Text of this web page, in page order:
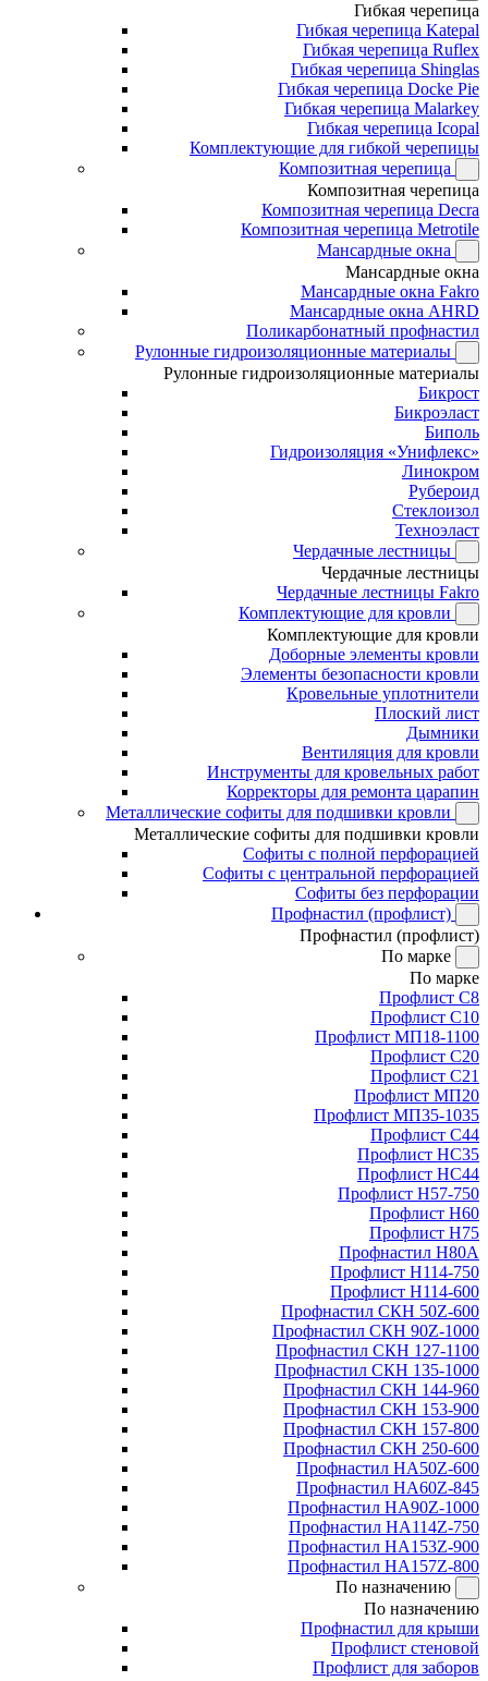
Гибкая черепица
Гибкая черепица Katepal
Гибкая черепица Ruflex
Гибкая черепица Shinglas
Гибкая черепица Docke Pie
Гибкая черепица Malarkey
Гибкая черепица Icopal
Комплектующие для гибкой черепицы
Композитная черепица
Композитная черепица
Композитная черепица Decra
Композитная черепица Metrotile
Мансардные окна
Мансардные окна
Мансардные окна Fakro
Мансардные окна AHRD
Поликарбонатный профнастил
Рулонные гидроизоляционные материалы
Рулонные гидроизоляционные материалы
Бикрост
Бикроэласт
Биполь
Гидроизоляция «Унифлекс»
Линокром
Рубероид
Стеклоизол
Техноэласт
Чердачные лестницы
Чердачные лестницы
Чердачные лестницы Fakro
Комплектующие для кровли
Комплектующие для кровли
Доборные элементы кровли
Элементы безопасности кровли
Кровельные уплотнители
Плоский лист
Дымники
Вентиляция для кровли
Инструменты для кровельных работ
Корректоры для ремонта царапин
Металлические софиты для подшивки кровли
Металлические софиты для подшивки кровли
Софиты с полной перфорацией
Софиты с центральной перфорацией
Софиты без перфорации
Профнастил (профлист)
Профнастил (профлист)
По марке
По марке
Профлист С8
Профлист С10
Профлист МП18-1100
Профлист С20
Профлист С21
Профлист МП20
Профлист МП35-1035
Профлист С44
Профлист НС35
Профлист НС44
Профлист Н57-750
Профлист Н60
Профлист Н75
Профнастил Н80А
Профлист Н114-750
Профлист Н114-600
Профнастил СКН 50Z-600
Профнастил СКН 90Z-1000
Профнастил СКН 127-1100
Профнастил СКН 135-1000
Профнастил СКН 144-960
Профнастил СКН 153-900
Профнастил СКН 157-800
Профнастил СКН 250-600
Профнастил НА50Z-600
Профнастил НА60Z-845
Профнастил НА90Z-1000
Профнастил НА114Z-750
Профнастил НА153Z-900
Профнастил НА157Z-800
По назначению
По назначению
Профнастил для крыши
Профлист стеновой
Профлист для заборов